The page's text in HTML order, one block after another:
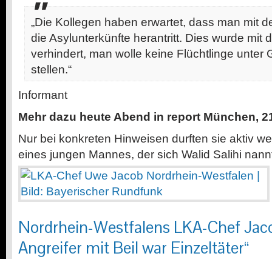
„Die Kollegen haben erwartet, dass man mit
die Asylunterkünfte herantritt. Dies wurde mit
verhindert, man wolle keine Flüchtlinge unter
stellen.“
Informant
Mehr dazu heute Abend in report München,
Nur bei konkreten Hinweisen durften sie aktiv
eines jungen Mannes, der sich Walid Salihi
Nordrhein-Westfalens LKA-Chef
Angreifer mit Beil war Einzeltäter“